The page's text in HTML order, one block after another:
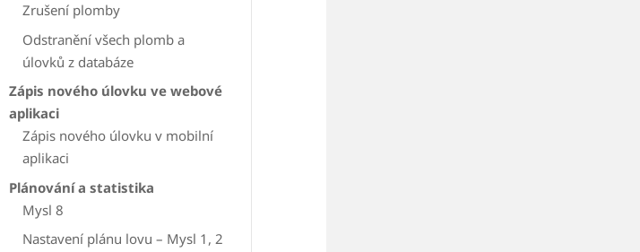
Zrušení plomby
Odstranění všech plomb a
úlovků z databáze
Zápis nového úlovku ve webové
aplikaci
Zápis nového úlovku v mobilní
aplikaci
Plánování a statistika
Mysl 8
Nastavení plánu lovu – Mysl 1, 2